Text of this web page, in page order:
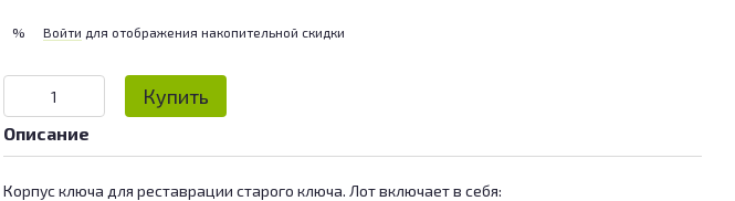
% Войти для отображения накопительной скидки
Купить
Описание
Корпус ключа для реставрации старого ключа. Лот включает в себя: